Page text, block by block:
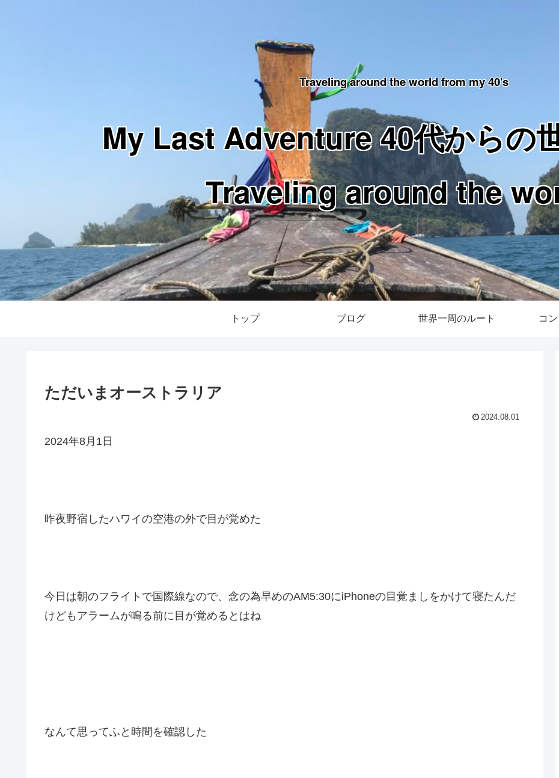
Traveling around the world from my 40's
My Last Adventure 40代からの
Traveling around the
トップ ブログ 世界一周のルート コ
ただいまオーストラリア
2024.08.01
2024年8月1日
昨夜野宿したハワイの空港の外で目が覚めた
今日は朝のフライトで国際線なので、念の為早めのAM5:30にiPhoneの目覚ましをかけて寝たんだ
けどもアラームが鳴る前に目が覚めるとはね
なんて思ってふと時間を確認した